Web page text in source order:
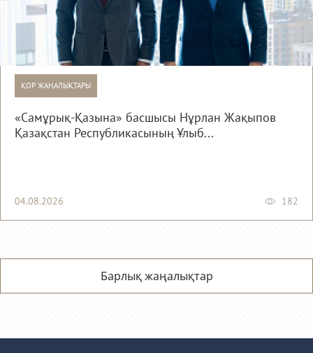
ҚОР ЖАҢАЛЫҚТАРЫ
«Самұрық-Қазына» басшысы Нұрлан Жақыпов
Қазақстан Республикасының Ұлыб...
04.08.2026 182
Барлық жаңалықтар